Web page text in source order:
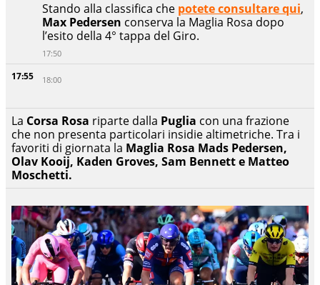
17:55 18:00
Stando alla classifica che potete consultare qui,
Max Pedersen conserva la Maglia Rosa dopo
l’esito della 4° tappa del Giro.
17:50
La Corsa Rosa riparte dalla Puglia con una frazione
che non presenta particolari insidie altimetriche. Tra i
favoriti di giornata la Maglia Rosa Mads Pedersen,
Olav Kooij, Kaden Groves, Sam Bennett e Matteo
Moschetti.